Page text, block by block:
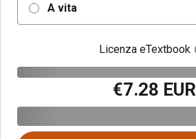
A vita
Licenza eTextbook
€7.28 EUR